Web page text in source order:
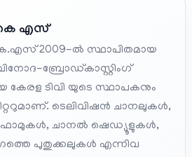
എസ്
2009-ൽ സ്ഥാപിതമായ
ബ്രോഡ്കാസ്റ്റിംഗ്
കേരള ടിവി യുടെ സ്ഥാപകനും
ടെലിവിഷൻ ചാനലുകൾ,
ചാനൽ ഷെഡ്യൂളുകൾ,
പുതുക്കലുകൾ എന്നിവ